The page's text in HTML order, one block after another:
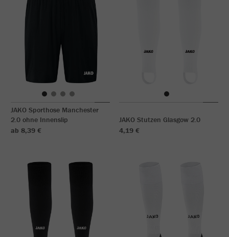
JAKO Sporthose Manchester
2.0 ohne Innenslip
ab 8,39 €
JAKO Stutzen Glasgow 2.0
4,19 €